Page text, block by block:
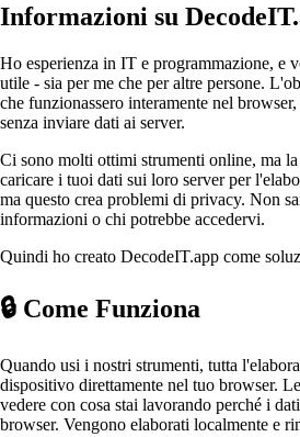
Informazioni su
Ho esperienza in IT e programmazione, e
utile - sia per me che per altre persone.
che funzionassero interamente nel
senza inviare dati ai server.
Ci sono molti ottimi strumenti online, ma
caricare i tuoi dati sui loro server per
ma questo crea problemi di privacy. Non
informazioni o chi potrebbe accedervi.
Quindi ho creato DecodeIT.app come
🔒 Come Funziona
Quando usi i nostri strumenti, tutta
dispositivo direttamente nel tuo browser.
vedere con cosa stai lavorando perché i
browser. Vengono elaborati localmente e